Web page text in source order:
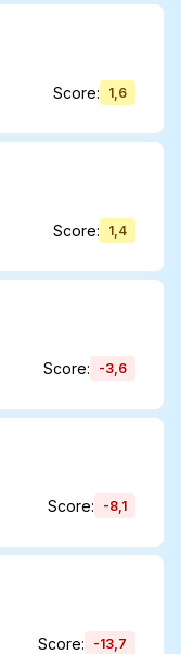
Score: 1,6
Score: 1,4
Score: -3,6
Score: -8,1
Score: -13,7